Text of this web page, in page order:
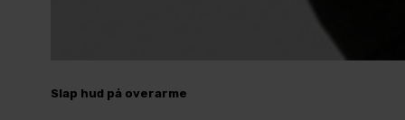
Slap hud på overarme